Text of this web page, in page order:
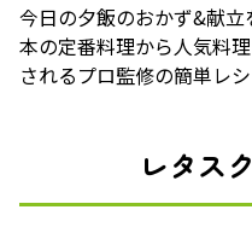
今日の夕飯のおかず&献
本の定番料理から人気料
されるプロ監修の簡単レ
レタス